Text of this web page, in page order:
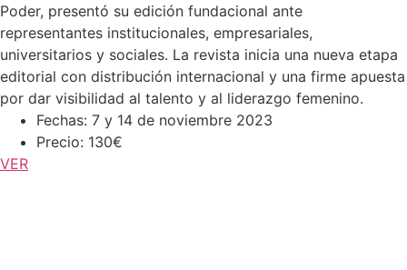
Poder, presentó su edición fundacional ante
representantes institucionales, empresariales,
universitarios y sociales. La revista inicia una nueva etapa
editorial con distribución internacional y una firme apuesta
por dar visibilidad al talento y al liderazgo femenino.
Fechas: 7 y 14 de noviembre 2023
Precio: 130€
VER